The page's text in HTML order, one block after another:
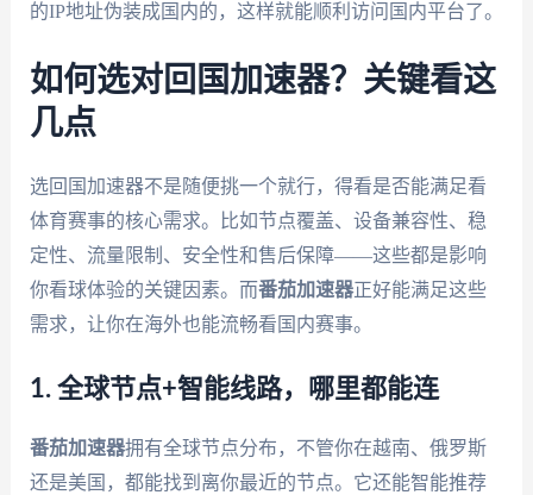
的IP地址伪装成国内的，这样就能顺利访问国内平台了。
如何选对回国加速器？关键看这
几点
选回国加速器不是随便挑一个就行，得看是否能满足看
体育赛事的核心需求。比如节点覆盖、设备兼容性、稳
定性、流量限制、安全性和售后保障——这些都是影响
你看球体验的关键因素。而番茄加速器正好能满足这些
需求，让你在海外也能流畅看国内赛事。
1. 全球节点+智能线路，哪里都能连
番茄加速器拥有全球节点分布，不管你在越南、俄罗斯
还是美国，都能找到离你最近的节点。它还能智能推荐